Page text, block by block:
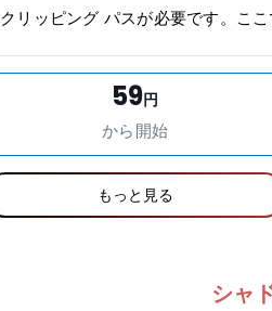
クリッピング パスが必要です。ここ
59円
から開始
もっと見る
シャ